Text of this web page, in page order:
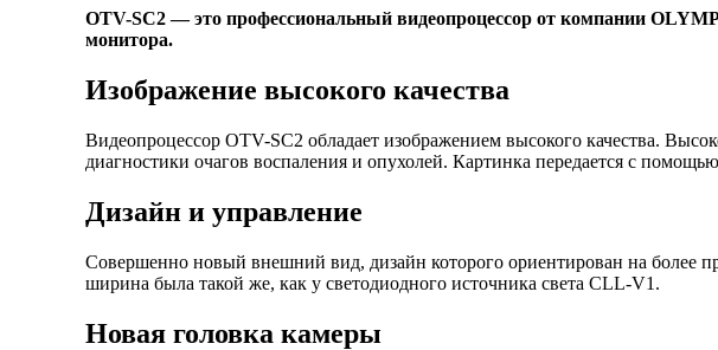
OTV-SC2 — это профессиональный видеопроцессор от компании
монитора.
Изображение высокого качества
Видеопроцессор OTV-SC2 обладает изображением высокого качества.
диагностики очагов воспаления и опухолей. Картинка передается с
Дизайн и управление
Совершенно новый внешний вид, дизайн которого ориентирован на более
ширина была такой же, как у светодиодного источника света CLL-V1.
Новая головка камеры